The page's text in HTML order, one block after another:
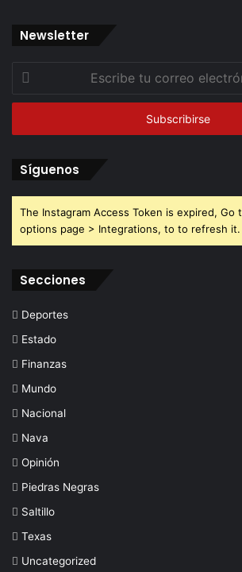
Newsletter
Escribe
correo
Síguenos
The Instagram Access Token is expired, Go
options page > Integrations, to to refresh it.
Secciones
Deportes
Estado
Finanzas
Mundo
Nacional
Nava
Opinión
Piedras Negras
Saltillo
Texas
Uncategorized